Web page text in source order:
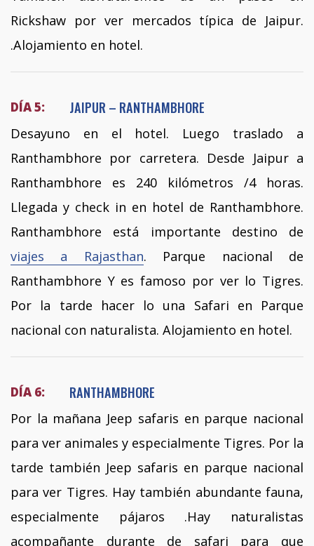
Rickshaw por ver mercados típica de Jaipur.
.Alojamiento en hotel.
DÍA 5: JAIPUR – RANTHAMBHORE
Desayuno en el hotel. Luego traslado a
Ranthambhore por carretera. Desde Jaipur a
Ranthambhore es 240 kilómetros /4 horas.
Llegada y check in en hotel de Ranthambhore.
Ranthambhore está importante destino de
viajes a Rajasthan. Parque nacional de
Ranthambhore Y es famoso por ver lo Tigres.
Por la tarde hacer lo una Safari en Parque
nacional con naturalista. Alojamiento en hotel.
DÍA 6: RANTHAMBHORE
Por la mañana Jeep safaris en parque nacional
para ver animales y especialmente Tigres. Por la
tarde también Jeep safaris en parque nacional
para ver Tigres. Hay también abundante fauna,
especialmente pájaros .Hay naturalistas
acompañante durante de safari para que